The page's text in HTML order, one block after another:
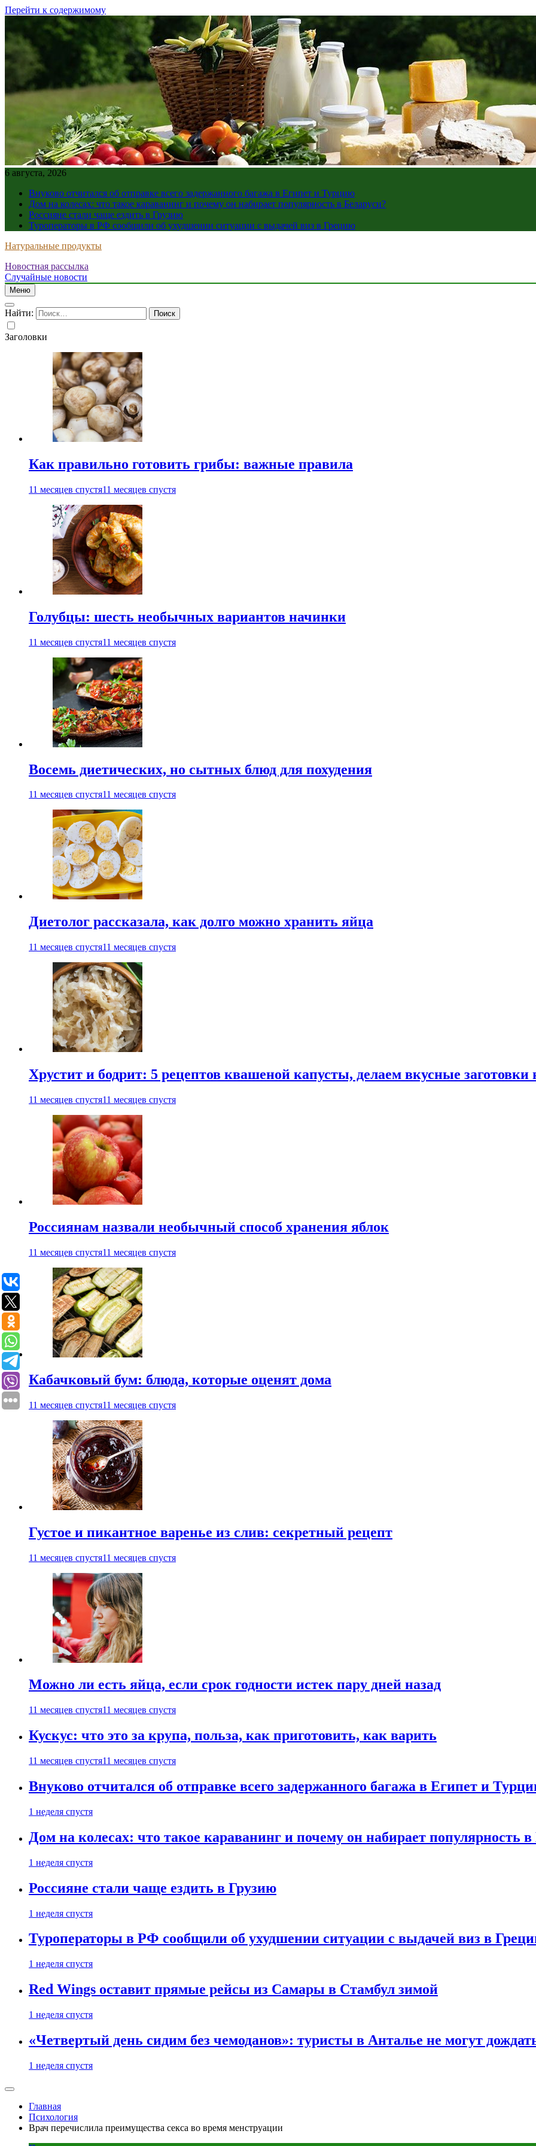
Перейти к содержимому
6 августа, 2026
Внуково отчитался об отправке всего задержанного багажа в Египет и Турцию
Дом на колесах: что такое караванинг и почему он набирает популярность в Беларуси?
Россияне стали чаще ездить в Грузию
Туроператоры в РФ сообщили об ухудшении ситуации с выдачей виз в Грецию
Натуральные продукты
Новостная рассылка
Случайные новости
Меню
Найти:
Заголовки
Как правильно готовить грибы: важные правила
11 месяцев спустя11 месяцев спустя
Голубцы: шесть необычных вариантов начинки
11 месяцев спустя11 месяцев спустя
Восемь диетических, но сытных блюд для похудения
11 месяцев спустя11 месяцев спустя
Диетолог рассказала, как долго можно хранить яйца
11 месяцев спустя11 месяцев спустя
Хрустит и бодрит: 5 рецептов квашеной капусты, делаем вкусные заготовки
11 месяцев спустя11 месяцев спустя
Россиянам назвали необычный способ хранения яблок
11 месяцев спустя11 месяцев спустя
Кабачковый бум: блюда, которые оценят дома
11 месяцев спустя11 месяцев спустя
Густое и пикантное варенье из слив: секретный рецепт
11 месяцев спустя11 месяцев спустя
Можно ли есть яйца, если срок годности истек пару дней назад
11 месяцев спустя11 месяцев спустя
Кускус: что это за крупа, польза, как приготовить, как варить
11 месяцев спустя11 месяцев спустя
Внуково отчитался об отправке всего задержанного багажа в Египет и
1 неделя спустя
Дом на колесах: что такое караванинг и почему он набирает популярность в
1 неделя спустя
Россияне стали чаще ездить в Грузию
1 неделя спустя
Туроператоры в РФ сообщили об ухудшении ситуации с выдачей виз в
1 неделя спустя
Red Wings оставит прямые рейсы из Самары в Стамбул зимой
1 неделя спустя
«Четвертый день сидим без чемоданов»: туристы в Анталье не могут
1 неделя спустя
Главная
Психология
Врач перечислила преимущества секса во время менструации